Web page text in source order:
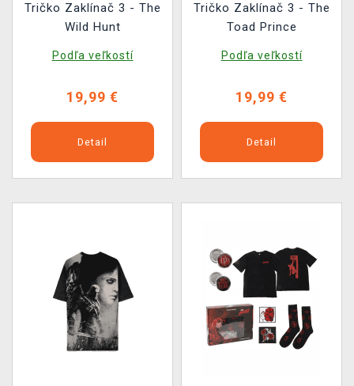
Tričko Zaklínač 3 - The
Wild Hunt
Podľa veľkostí
19,99 €
Detail
Tričko Zaklínač 3 - The
Toad Prince
Podľa veľkostí
19,99 €
Detail